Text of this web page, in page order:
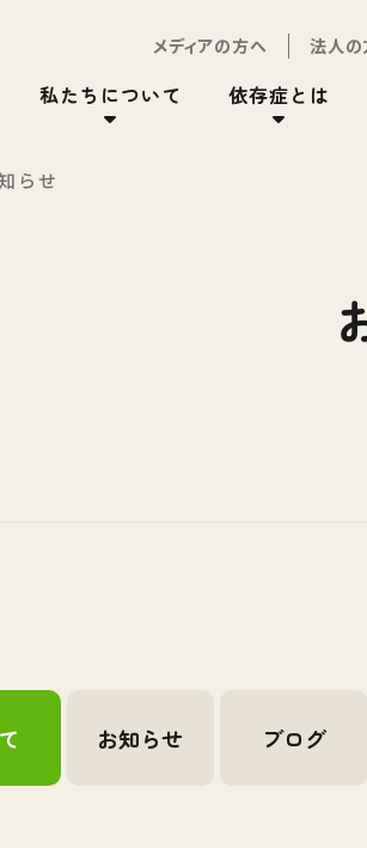
メディアの方へ 法人の
私たちについて 依存症とは
らせ
お知らせ ブログ